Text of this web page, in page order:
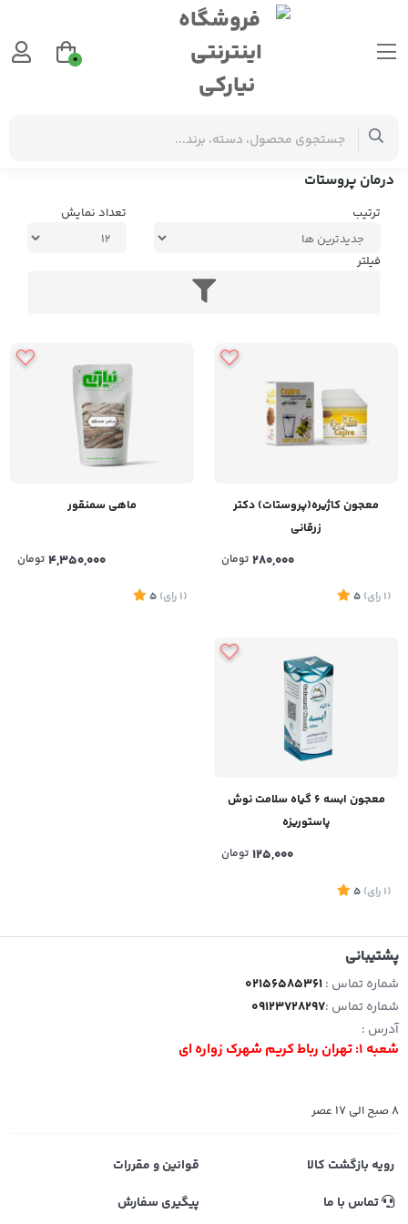
برچسب‌ها درمان پروستات
درمان پروستات
ترتیب تعداد نمایش
فیلتر
معجون کاژیره(پروستات) دکتر
زرقانی
280,000 تومان
(1 رای)
5
ماهی سمنقور
4,350,000 تومان
(1 رای)
5
معجون ابسه 6 گیاه سلامت نوش
پاستوریزه
125,000 تومان
(1 رای)
5
پشتیبانی
شماره تماس :02156585361
شماره تماس :09123728297
آدرس :
شعبه 1: تهران رباط کریم شهرک زواره ای
8 صبح الی 17 عصر
رویه بازگشت کالا
قوانین و مقررات
تماس با ما
پیگیری سفارش
0